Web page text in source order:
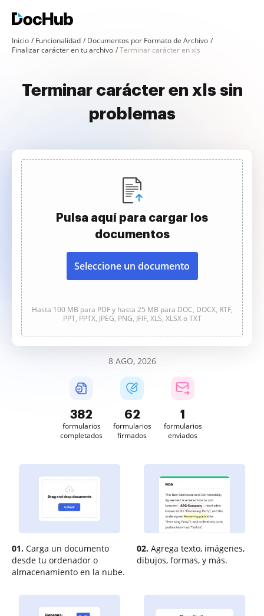
Inicio Funcionalidad
Documentos por Formato de Archivo
Finalizar carácter en tu archivo
Terminar carácter en xls
Terminar carácter en xls sin
problemas
Pulsa aquí para cargar los
documentos
Seleccione un documento
Hasta 100 MB para PDF y hasta 25 MB para DOC, DOCX, RTF,
PPT, PPTX, JPEG, PNG, JFIF, XLS, XLSX o TXT
8 AGO, 2026
382
formularios
completados
62
formularios
firmados
1
formularios
enviados
01. Carga un documento
desde tu ordenador o
almacenamiento en la nube.
02. Agrega texto, imágenes,
dibujos, formas, y más.